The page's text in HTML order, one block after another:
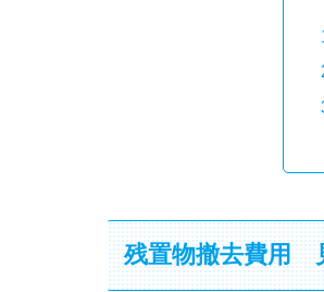
残置物撤去費用